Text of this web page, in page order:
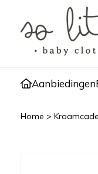
Aanbiedingen
Home >